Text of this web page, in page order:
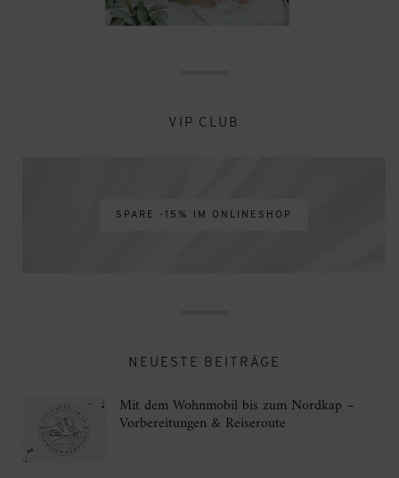
VIP CLUB
SPARE -15% IM ONLINESHOP
NEUESTE BEITRÄGE
Mit dem Wohnmobil bis zum Nordkap –
Vorbereitungen & Reiseroute